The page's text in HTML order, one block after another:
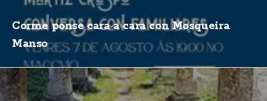
Corme ponse cara a cara con Mosqueira
Manso